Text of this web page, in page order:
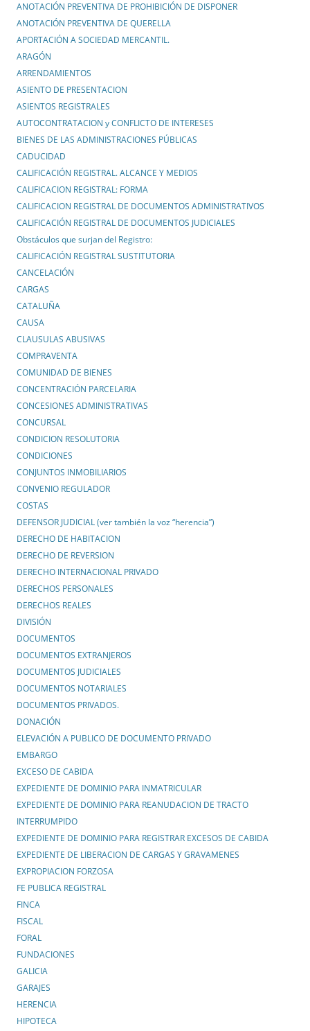
ANOTACIÓN PREVENTIVA DE PROHIBICIÓN DE DISPONER
ANOTACIÓN PREVENTIVA DE QUERELLA
APORTACIÓN A SOCIEDAD MERCANTIL.
ARAGÓN
ARRENDAMIENTOS
ASIENTO DE PRESENTACION
ASIENTOS REGISTRALES
AUTOCONTRATACION y CONFLICTO DE INTERESES
BIENES DE LAS ADMINISTRACIONES PÚBLICAS
CADUCIDAD
CALIFICACIÓN REGISTRAL. ALCANCE Y MEDIOS
CALIFICACION REGISTRAL: FORMA
CALIFICACION REGISTRAL DE DOCUMENTOS ADMINISTRATIVOS
CALIFICACIÓN REGISTRAL DE DOCUMENTOS JUDICIALES
Obstáculos que surjan del Registro:
CALIFICACIÓN REGISTRAL SUSTITUTORIA
CANCELACIÓN
CARGAS
CATALUÑA
CAUSA
CLAUSULAS ABUSIVAS
COMPRAVENTA
COMUNIDAD DE BIENES
CONCENTRACIÓN PARCELARIA
CONCESIONES ADMINISTRATIVAS
CONCURSAL
CONDICION RESOLUTORIA
CONDICIONES
CONJUNTOS INMOBILIARIOS
CONVENIO REGULADOR
COSTAS
DEFENSOR JUDICIAL (ver también la voz “herencia”)
DERECHO DE HABITACION
DERECHO DE REVERSION
DERECHO INTERNACIONAL PRIVADO
DERECHOS PERSONALES
DERECHOS REALES
DIVISIÓN
DOCUMENTOS
DOCUMENTOS EXTRANJEROS
DOCUMENTOS JUDICIALES
DOCUMENTOS NOTARIALES
DOCUMENTOS PRIVADOS.
DONACIÓN
ELEVACIÓN A PUBLICO DE DOCUMENTO PRIVADO
EMBARGO
EXCESO DE CABIDA
EXPEDIENTE DE DOMINIO PARA INMATRICULAR
EXPEDIENTE DE DOMINIO PARA REANUDACION DE TRACTO
INTERRUMPIDO
EXPEDIENTE DE DOMINIO PARA REGISTRAR EXCESOS DE CABIDA
EXPEDIENTE DE LIBERACION DE CARGAS Y GRAVAMENES
EXPROPIACION FORZOSA
FE PUBLICA REGISTRAL
FINCA
FISCAL
FORAL
FUNDACIONES
GALICIA
GARAJES
HERENCIA
HIPOTECA